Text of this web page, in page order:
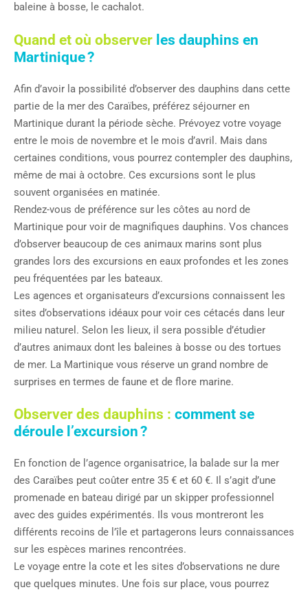
baleine à bosse, le cachalot.
Quand et où observer les dauphins en
Martinique ?
Afin d’avoir la possibilité d’observer des dauphins dans cette
partie de la mer des Caraïbes, préférez séjourner en
Martinique durant la période sèche. Prévoyez votre voyage
entre le mois de novembre et le mois d’avril. Mais dans
certaines conditions, vous pourrez contempler des dauphins,
même de mai à octobre. Ces excursions sont le plus
souvent organisées en matinée.
Rendez-vous de préférence sur les côtes au nord de
Martinique pour voir de magnifiques dauphins. Vos chances
d’observer beaucoup de ces animaux marins sont plus
grandes lors des excursions en eaux profondes et les zones
peu fréquentées par les bateaux.
Les agences et organisateurs d’excursions connaissent les
sites d’observations idéaux pour voir ces cétacés dans leur
milieu naturel. Selon les lieux, il sera possible d’étudier
d’autres animaux dont les baleines à bosse ou des tortues
de mer. La Martinique vous réserve un grand nombre de
surprises en termes de faune et de flore marine.
Observer des dauphins : comment se
déroule l’excursion ?
En fonction de l’agence organisatrice, la balade sur la mer
des Caraïbes peut coûter entre 35 € et 60 €. Il s’agit d’une
promenade en bateau dirigé par un skipper professionnel
avec des guides expérimentés. Ils vous montreront les
différents recoins de l’île et partagerons leurs connaissances
sur les espèces marines rencontrées.
Le voyage entre la cote et les sites d’observations ne dure
que quelques minutes. Une fois sur place, vous pourrez